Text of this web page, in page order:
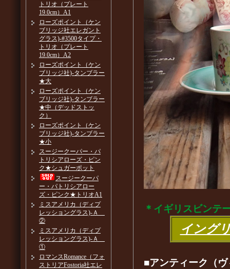
＊イギリスビンテ
イング
■アンティーク（
トリオ（プレート
19.0cm）A1
ローズポイント（ケン
ブリッジ社エレガント
グラス)-#3500タイプ・
トリオ（プレート
19.0cm）A2
ローズポイント（ケン
ブリッジ社)-タンブラー
★大
ローズポイント（ケン
ブリッジ社)-タンブラー
★中（デッドストッ
ク）
ローズポイント（ケン
ブリッジ社)-タンブラー
★小
スージークーパー・パ
トリシアローズ・ピン
ク★シュガーポット
スージークーパ
ー・パトリシアロー
ズ・ピンク★トリオA1
ミスアメリカ（ディプ
レッショングラス)-Ａ
②
ミスアメリカ（ディプ
レッショングラス)-Ａ
①
ロマンスRomance（フォ
ストリアFostoria社エレ